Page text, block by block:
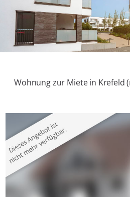
Wohnung zur Miete in Krefeld